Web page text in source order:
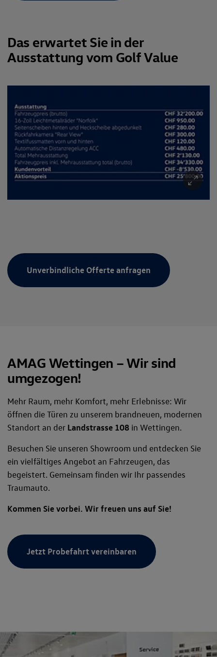
Das erwartet Sie in der
Ausstattung vom Golf Value
Unverbindliche Offerte anfragen
AMAG Wettingen – Wir sind
umgezogen!
Mehr Raum, mehr Komfort, mehr Erlebnisse: Wir
öffnen die Türen zu unserem brandneuen, modernen
Standort an der Landstrasse 108 in Wettingen.
Besuchen Sie unseren Showroom und entdecken Sie
ein vielfältiges Angebot an Fahrzeugen, das
begeistert. Gemeinsam finden wir Ihr passendes
Traumauto.
Kommen Sie vorbei. Wir freuen uns auf Sie!
Jetzt Probefahrt vereinbaren